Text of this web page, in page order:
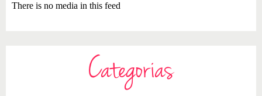
There is no media in this feed
Categorias